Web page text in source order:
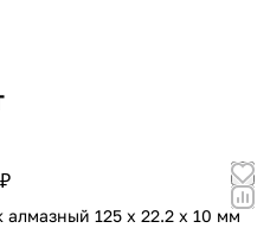
алмазный 125 х 22.2 х 10 мм